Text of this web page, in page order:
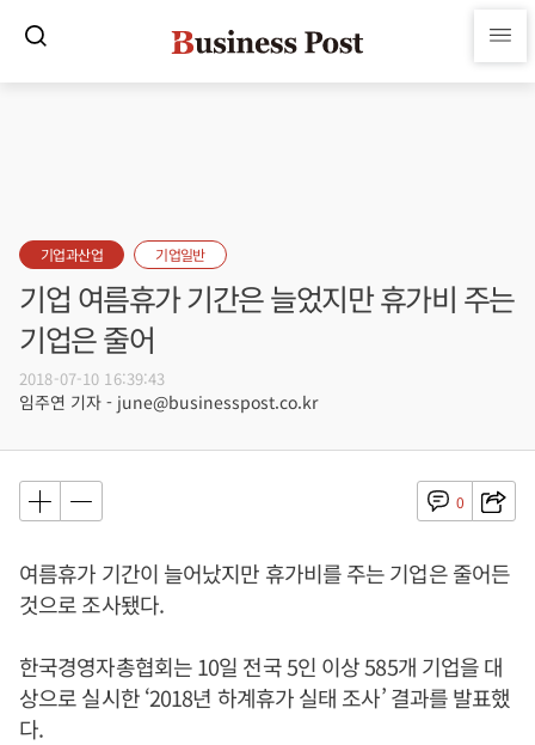
기업과산업 기업일반
기업 여름휴가 기간은 늘었지만 휴가비 주는
기업은 줄어
2018-07-10 16:39:43
임주연 기자 - june@businesspost.co.kr
0
여름휴가 기간이 늘어났지만 휴가비를 주는 기업은 줄어든
것으로 조사됐다.
한국경영자총협회는 10일 전국 5인 이상 585개 기업을 대
상으로 실시한 ‘2018년 하계휴가 실태 조사’ 결과를 발표했
다.